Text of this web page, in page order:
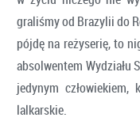
graliśmy od Brazylii do
pójdę na reżyserię, to
absolwentem Wydziału
jedynym człowiekiem,
lalkarskie.